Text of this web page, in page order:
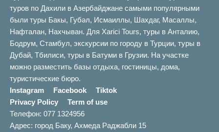
туров по Дахили в Азербайджане самыми популярными
были туры Бакы, Губəл, Исмаиллы, Шахдаг, Масаллы,
Нафталан, Нахчыван. Для Xarici Tours, туры в Анталию,
Бодрум, Стамбул, экскурсии по городу в Турции, туры в
Дубай, Тбилиси, туры в Батуми в Грузии. На участке
можно разместить базы отдыха, гостиницы, дома,
туристические бюро.
Instagram
Facebook
Tiktok
Privacy Policy
Term of use
Телефон: 077 1324956
Адрес: город Баку, Ахмеда Раджабли 15